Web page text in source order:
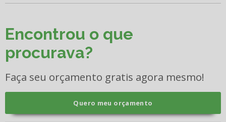
Encontrou o que
procurava?
Faça seu orçamento gratis agora mesmo!
Quero meu orçamento